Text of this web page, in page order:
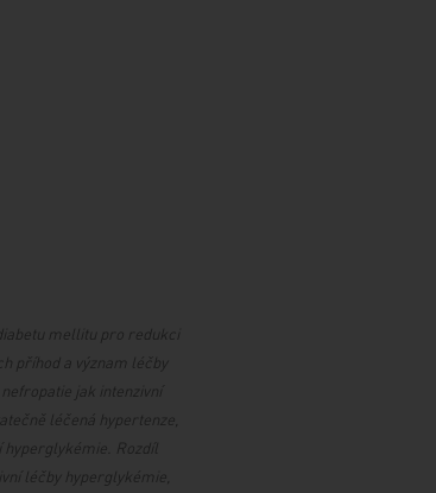
mellitu pro redukci
příhod a význam léčby
jak intenzivní
léčená hypertenze,
hyperglykémie. Rozdíl
léčby hyperglykémie,